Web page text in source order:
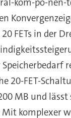
FETs in der
20-FET-
MB und
komplexer